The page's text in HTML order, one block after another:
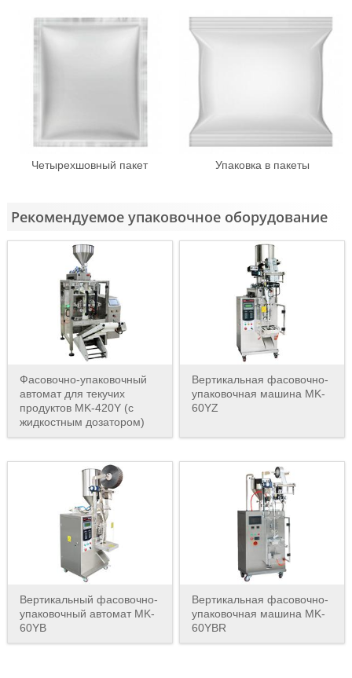
Четырехшовный пакет Упаковка в пакеты
Рекомендуемое упаковочное оборудование
Фасовочно-упаковочный
автомат для текучих
продуктов MK-420Y (с
жидкостным дозатором)
Вертикальная фасовочно-
упаковочная машина MK-
60YZ
Вертикальный фасовочно-
упаковочный автомат MK-
60YB
Вертикальная фасовочно-
упаковочная машина MK-
60YBR